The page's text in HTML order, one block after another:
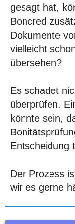
gesagt hat,
Boncred
Dokumente
vielleicht
übersehen?
Es schadet
überprüfen.
könnte sein,
Entscheidung
Der Prozess
wir es gerne